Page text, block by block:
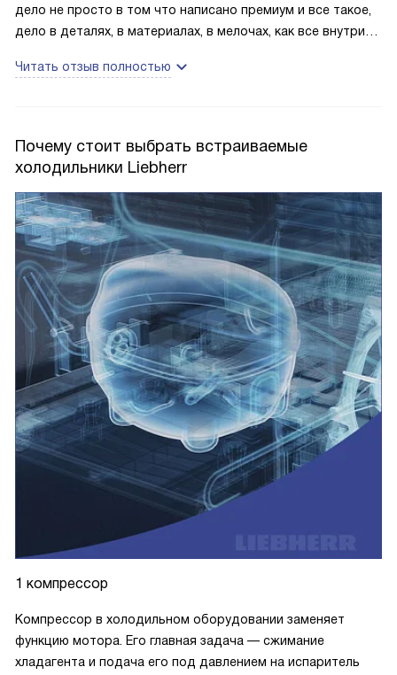
дело не просто в том что написано премиум и все такое,
дело в деталях, в материалах, в мелочах, как все внутри
другой, что подчеркивает дорогой пластик, отделку.. но в
дополнительном месте 100%
Читать отзыв полностью
Почему стоит выбрать встраиваемые
холодильники Liebherr
1 компрессор
Компрессор в холодильном оборудовании заменяет
функцию мотора. Его главная задача — сжимание
хладагента и подача его под давлением на испаритель